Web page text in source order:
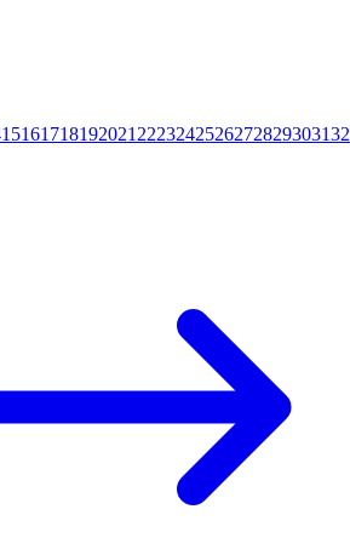
15161718192021 2223242526272829303132